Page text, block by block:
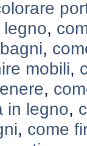
,
,
mobili,
,
in legno,
, come